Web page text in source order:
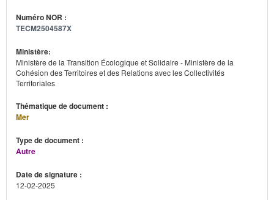
Numéro NOR :
TECM2504587X
Ministère:
Ministère de la Transition Écologique et Solidaire - Ministère de la
Cohésion des Territoires et des Relations avec les Collectivités
Territoriales
Thématique de document :
Mer
Type de document :
Autre
Date de signature :
12-02-2025